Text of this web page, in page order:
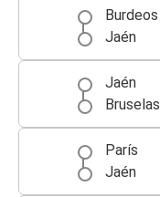
Burdeos
Jaén
Jaén
Bruselas
París
Jaén